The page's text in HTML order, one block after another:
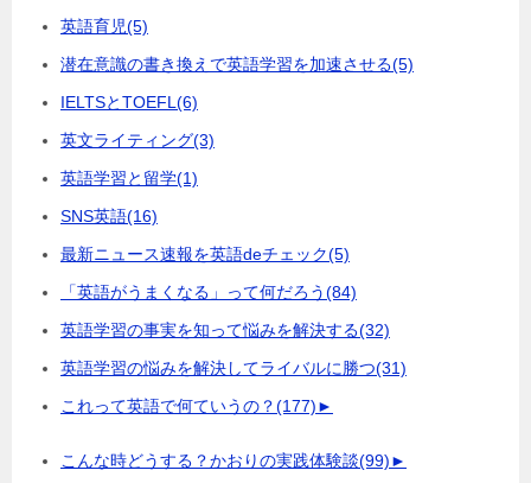
英語育児(5)
潜在意識の書き換えで英語学習を加速させる(5)
IELTSとTOEFL (6)
英文ライティング(3)
英語学習と留学(1)
SNS英語(16)
最新ニュース速報を英語deチェック(5)
「英語がうまくなる」って何だろう(84)
英語学習の事実を知って悩みを解決する(32)
英語学習の悩みを解決してライバルに勝つ(31)
これって英語で何ていうの？(177)►
こんな時どうする？かおりの実践体験談(99)►